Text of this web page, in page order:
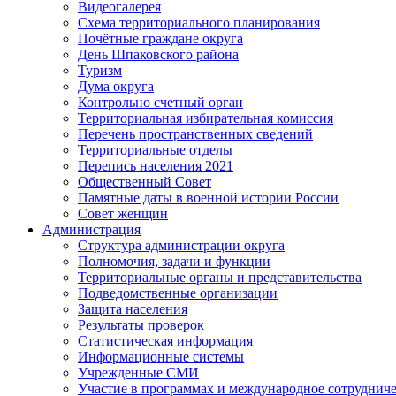
Видеогалерея
Схема территориального планирования
Почётные граждане округа
День Шпаковского района
Туризм
Дума округа
Контрольно счетный орган
Территориальная избирательная комиссия
Перечень пространственных сведений
Территориальные отделы
Перепись населения 2021
Общественный Совет
Памятные даты в военной истории России
Совет женщин
Администрация
Структура администрации округа
Полномочия, задачи и функции
Территориальные органы и представительства
Подведомственные организации
Защита населения
Результаты проверок
Статистическая информация
Информационные системы
Учрежденные СМИ
Участие в программах и международное